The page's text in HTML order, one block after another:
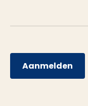
Aanmelden